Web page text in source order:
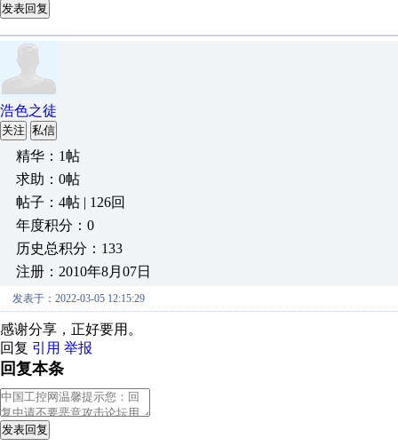
发表回复
浩色之徒
关注 私信
精华：1帖
求助：0帖
帖子：4帖 | 126回
年度积分：0
历史总积分：133
注册：2010年8月07日
发表于：2022-03-05 12:15:29
感谢分享，正好要用。
回复 引用 举报
回复本条
发表回复